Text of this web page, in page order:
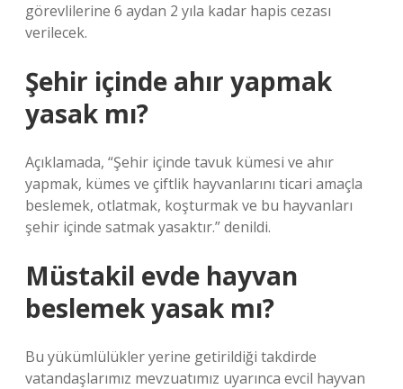
görevlilerine 6 aydan 2 yıla kadar hapis cezası
verilecek.
Şehir içinde ahır yapmak
yasak mı?
Açıklamada, “Şehir içinde tavuk kümesi ve ahır
yapmak, kümes ve çiftlik hayvanlarını ticari amaçla
beslemek, otlatmak, koşturmak ve bu hayvanları
şehir içinde satmak yasaktır.” denildi.
Müstakil evde hayvan
beslemek yasak mı?
Bu yükümlülükler yerine getirildiği takdirde
vatandaşlarımız mevzuatımız uyarınca evcil hayvan